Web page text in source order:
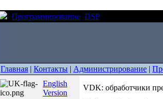
Программирование DSP
Главная | Контакты | Администрирование |
English
Version
VDK: обработчики